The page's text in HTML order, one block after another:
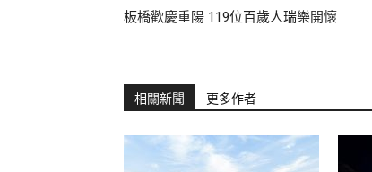
板橋歡慶重陽 119位百歲人瑞樂開懷
相關新聞 更多作者